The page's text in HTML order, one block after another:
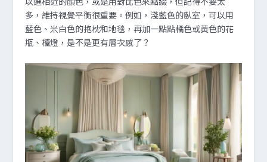
多，維持視覺平衡很重要。例如，淺藍色的臥室，可以用
藍色、米白色的抱枕和地毯，再加一點點橘色或黃色的花
瓶、檯燈，是不是更有層次感了？